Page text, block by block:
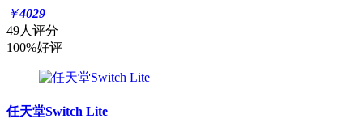
￥4029
49人评分
100%好评
任天堂Switch Lite